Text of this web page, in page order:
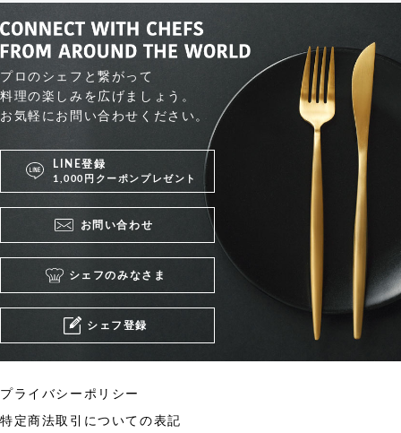
プロのシェフと繋がって
料理の楽しみを広げましょう。
お気軽にお問い合わせください。
LINE登録
1,000円クーポンプレゼント
お問い合わせ
シェフのみなさま
シェフ登録
プライバシーポリシー
特定商法取引についての表記